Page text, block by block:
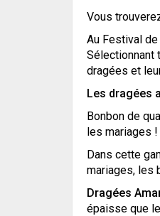
Vous
Au Festival
Sélectionnant
dragées et
Les dragées
Bonbon de
les mariages !
Dans cette
mariages, les
Dragées
épaisse que